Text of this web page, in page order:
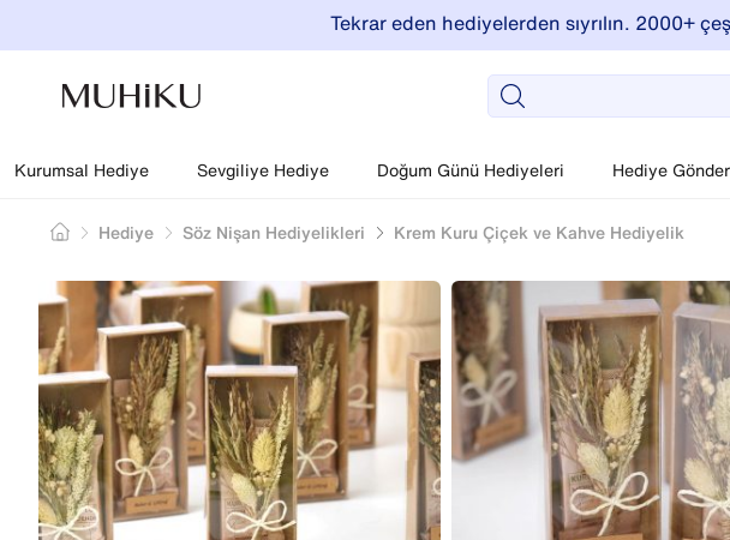
Tekrar eden hediyelerden sıyrılın. 2000+
Kurumsal Hediye Sevgiliye Hediye Doğum Günü Hediyeleri Hediye Gönder
Hediye Söz Nişan Hediyelikleri Krem Kuru Çiçek ve Kahve Hediyelik